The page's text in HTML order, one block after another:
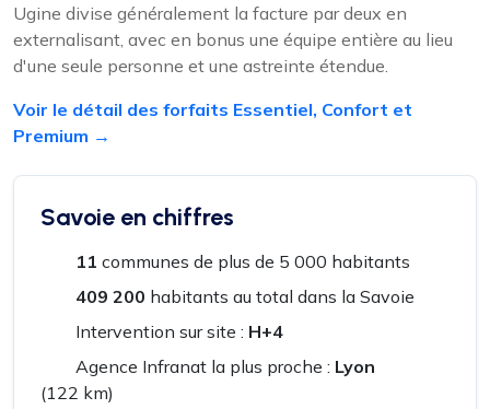
Ugine divise généralement la facture par deux en
externalisant, avec en bonus une équipe entière au lieu
d'une seule personne et une astreinte étendue.
Voir le détail des forfaits Essentiel, Confort et
Premium →
Savoie en chiffres
11 communes de plus de 5 000 habitants
409 200 habitants au total dans la Savoie
Intervention sur site : H+4
Agence Infranat la plus proche : Lyon
(122 km)